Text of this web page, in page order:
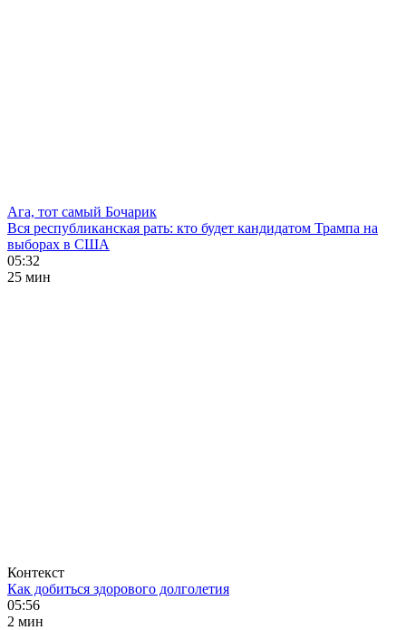
Ага, тот самый Бочарик
Вся республиканская рать: кто будет кандидатом Трампа на
выборах в США
05:32
25 мин
Контекст
Как добиться здорового долголетия
05:56
2 мин